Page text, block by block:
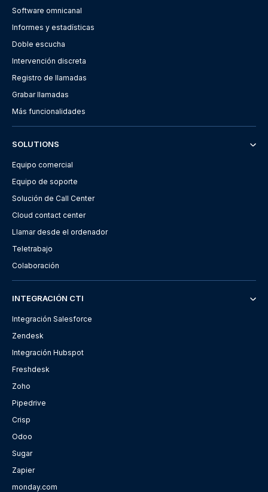
Software omnicanal
Informes y estadísticas
Doble escucha
Intervención discreta
Registro de llamadas
Grabar llamadas
Más funcionalidades
SOLUTIONS
Equipo comercial
Equipo de soporte
Solución de Call Center
Cloud contact center
Llamar desde el ordenador
Teletrabajo
Colaboración
INTEGRACIÓN CTI
Integración Salesforce
Zendesk
Integración Hubspot
Freshdesk
Zoho
Pipedrive
Crisp
Odoo
Sugar
Zapier
monday.com